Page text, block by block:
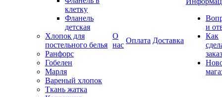
клетку
Фланель
детская
Хлопок для
постельного белья
Ранфорс
Гобелен
Марля
Вареный хлопок
Ткань жатка
О
нас
Оплата Доставка
и
Как
заказ